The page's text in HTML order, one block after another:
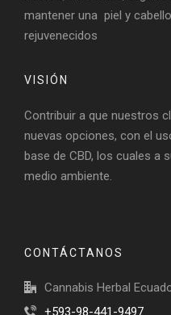
mantener una piel y
rejuvenecidos
VISIÓN
Contribuir a que nuestros
nuevas opciones, con el
base de CBD, los cuales a
medio ambiente.
CONTÁCTANOS
Cannabis Herbal
+593-98-441-9497